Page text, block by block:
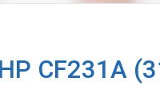
CF231A